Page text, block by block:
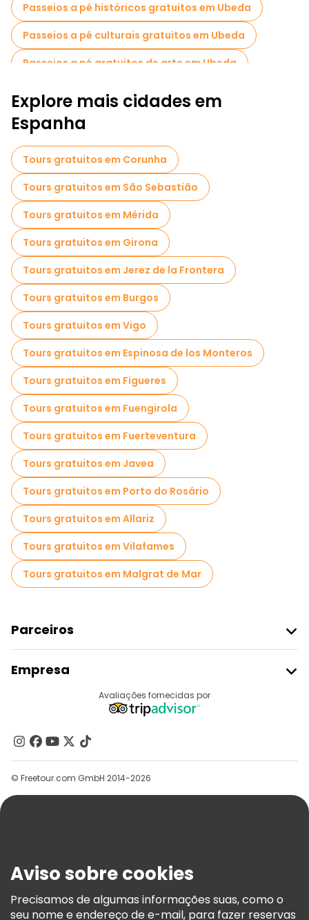
Passeios a pé históricos gratuitos em Ubeda
Passeios a pé culturais gratuitos em Ubeda
Passeios a pé gratuitos de arte em Ubeda
Passeios a pé gratuitos para famílias em Ubeda
Visita guiada gratuita à cidade velha Ubeda
Passeios gratuitos perto Church of San Pablo
Passeios gratuitos perto Plaza 1 de Mayo
Explore mais cidades em
Espanha
Tours gratuitos em Corunha
Tours gratuitos em São Sebastião
Tours gratuitos em Mérida
Tours gratuitos em Girona
Tours gratuitos em Jerez de la Frontera
Tours gratuitos em Burgos
Tours gratuitos em Vigo
Tours gratuitos em Espinosa de los Monteros
Tours gratuitos em Figueres
Tours gratuitos em Fuengirola
Tours gratuitos em Fuerteventura
Tours gratuitos em Javea
Tours gratuitos em Porto do Rosário
Tours gratuitos em Allariz
Tours gratuitos em Vilafames
Tours gratuitos em Malgrat de Mar
Parceiros
Registo Do Fornecedor
Programa De Afiliados
Empresa
Contacte-Nos
Grupos
Ajuda
Termos E Informações Legais
Política De Cookies
Freetour Prémios
Avaliações fornecidas por
© Freetour.com GmbH 2014-2026
Aviso sobre cookies
Precisamos de algumas informações suas, como o
seu nome e endereço de e-mail, para fazer reservas